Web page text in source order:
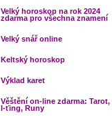
Velký horoskop na rok 2024
zdarma pro všechna znamení
Velký snář online
Keltský horoskop
Výklad karet
Věštění on-line zdarma: Tarot,
I-ťing, Runy